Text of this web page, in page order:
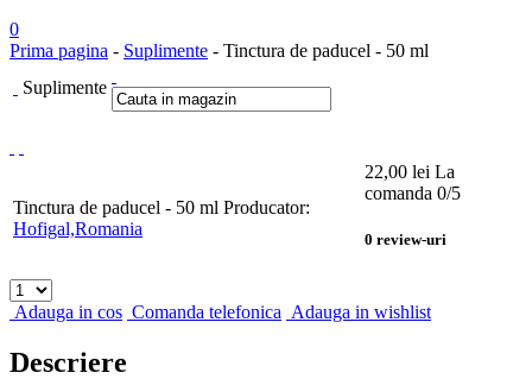
0
Prima pagina - Suplimente - Tinctura de paducel - 50 ml
Suplimente
Tinctura de paducel - 50 ml Producator:
Hofigal,Romania
22,00 lei La
comanda 0/5
0 review-uri
Adauga in cos Comanda telefonica Adauga in wishlist
Descriere